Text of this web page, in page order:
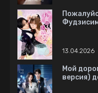
13.04.2026
Мой
версия)